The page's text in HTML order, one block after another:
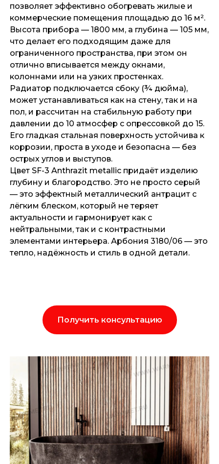
позволяет эффективно обогревать жилые и
коммерческие помещения площадью до 16 м².
Высота прибора — 1800 мм, а глубина — 105 мм,
что делает его подходящим даже для
ограниченного пространства, при этом он
отлично вписывается между окнами,
колоннами или на узких простенках.
Радиатор подключается сбоку (¾ дюйма),
может устанавливаться как на стену, так и на
пол, и рассчитан на стабильную работу при
давлении до 10 атмосфер с опрессовкой до 15.
Его гладкая стальная поверхность устойчива к
коррозии, проста в уходе и безопасна — без
острых углов и выступов.
Цвет SF-3 Anthrazit metallic придаёт изделию
глубину и благородство. Это не просто серый
— это эффектный металлический антрацит с
лёгким блеском, который не теряет
актуальности и гармонирует как с
нейтральными, так и с контрастными
элементами интерьера. Арбония 3180/06 — это
тепло, надёжность и стиль в одной детали.
Получить консультацию